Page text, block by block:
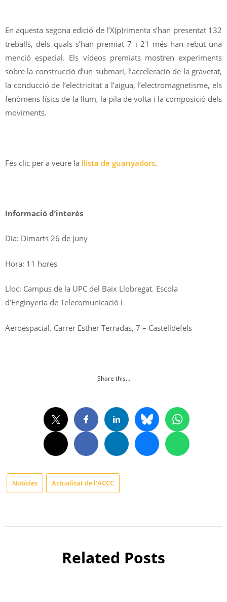
En aquesta segona edició de l’X(p)rimenta s’han presentat 132
treballs, dels quals s’han premiat 7 i 21 més han rebut una
menció especial. Els vídeos premiats mostren experiments
sobre la construcció d’un submarí, l’acceleració de la gravetat,
la conducció de l’electricitat a l’aigua, l’electromagnetisme, els
fenòmens físics de la llum, la pila de volta i la composició dels
moviments.
Fes clic per a veure la llista de guanyadors.
Informació d’interès
Dia: Dimarts 26 de juny
Hora: 11 hores
Lloc: Campus de la UPC del Baix Llobregat. Escola
d’Enginyeria de Telecomunicació i
Aeroespacial. Carrer Esther Terradas, 7 – Castelldefels
Share this…
Notícies Actualitat de l'ACCC
Related Posts